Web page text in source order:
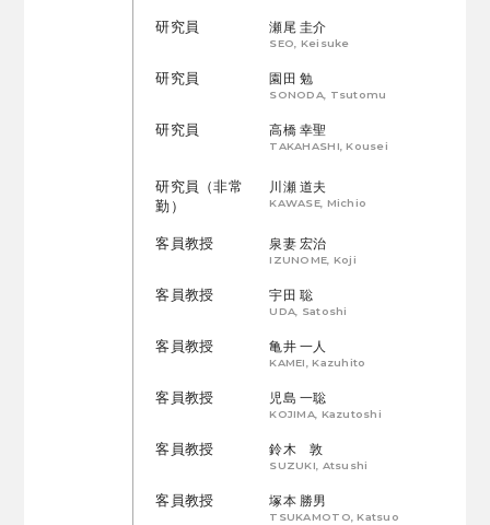
研究員 瀬尾 圭介
SEO, Keisuke
研究員 園田 勉
SONODA, Tsutomu
研究員 高橋 幸聖
TAKAHASHI, Kousei
研究員（非常
勤）
川瀬 道夫
KAWASE, Michio
客員教授 泉妻 宏治
IZUNOME, Koji
客員教授 宇田 聡
UDA, Satoshi
客員教授 亀井 一人
KAMEI, Kazuhito
客員教授 児島 一聡
KOJIMA, Kazutoshi
客員教授 鈴木 敦
SUZUKI, Atsushi
客員教授 塚本 勝男
TSUKAMOTO, Katsuo